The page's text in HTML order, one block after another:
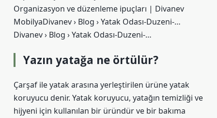
Organizasyon ve düzenleme ipuçları | Divanev
MobilyaDivanev › Blog › Yatak Odası-Duzeni-…
Divanev › Blog › Yatak Odası-Duzeni-…
Yazın yatağa ne örtülür?
Çarşaf ile yatak arasına yerleştirilen ürüne yatak
koruyucu denir. Yatak koruyucu, yatağın temizliği ve
hijyeni için kullanılan bir üründür ve bir bakıma